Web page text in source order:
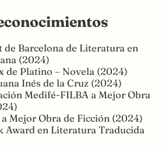
Barcelona de Literatura en
(2024)
de Platino – Novela (2024)
Inés de la Cruz (2024)
Medifé-FILBA a Mejor Obra
Mejor Obra de Ficción (2024)
Award en Literatura Traducida